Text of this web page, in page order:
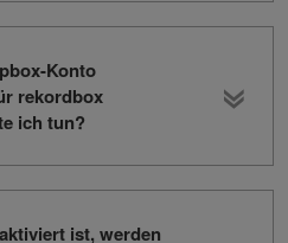
Konto
rekordbox
ich tun?
ist, werden